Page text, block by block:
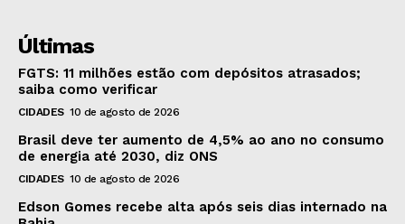
Últimas
FGTS: 11 milhões estão com depósitos atrasados;
saiba como verificar
CIDADES 10 de agosto de 2026
Brasil deve ter aumento de 4,5% ao ano no consumo
de energia até 2030, diz ONS
CIDADES 10 de agosto de 2026
Edson Gomes recebe alta após seis dias internado na